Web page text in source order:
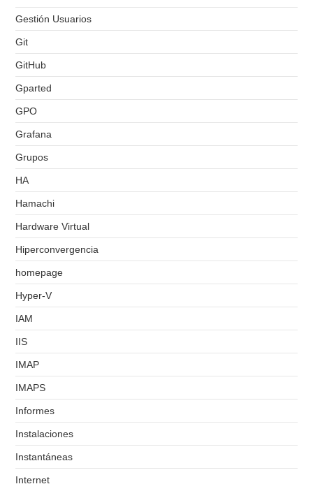
Gestión Usuarios
Git
GitHub
Gparted
GPO
Grafana
Grupos
HA
Hamachi
Hardware Virtual
Hiperconvergencia
homepage
Hyper-V
IAM
IIS
IMAP
IMAPS
Informes
Instalaciones
Instantáneas
Internet